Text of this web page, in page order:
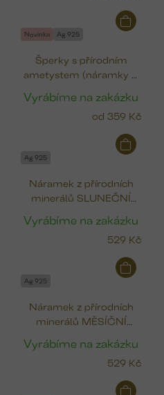
Novinka Ag 925
Šperky s přírodním
ametystem (náramky &
Vyrábíme na zakázku
od 359 Kč
Ag 925
Náramek z přírodních
minerálů SLUNEČNÍ
Vyrábíme na zakázku
529 Kč
Ag 925
Náramek z přírodních
minerálů MĚSÍČNÍ
Vyrábíme na zakázku
529 Kč